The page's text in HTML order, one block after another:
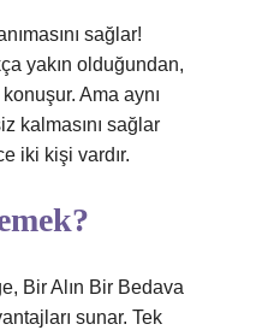
sağlar!
yakın olduğundan,
Ama aynı
kalmasını sağlar
iki kişi vardır.
Bir Alın Bir Bedava
sunar. Tek